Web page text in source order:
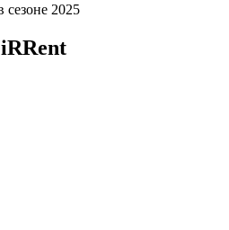
2025